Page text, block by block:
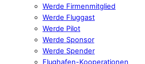
Werde Firmenmitglied
Werde Fluggast
Werde Pilot
Werde Sponsor
Werde Spender
Flughafen-Kooperationen